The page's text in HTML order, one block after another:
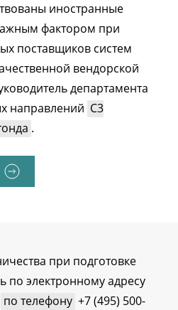
иностранные
фактором при
поставщиков систем
вендорской
департамента
направлений C3
.
при подготовке
по электронному адресу
по телефону +7 (495) 500-